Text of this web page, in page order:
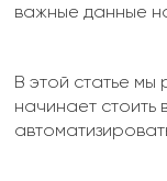
важные данные
В этой статье мы
начинает стоить